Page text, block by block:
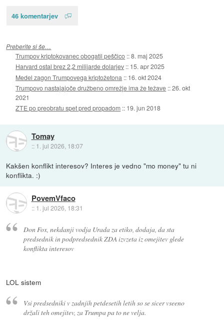
46 komentarjev
Preberite si še…
Trumpov kriptokovanec obogatil peščico ::8. maj 2025
Harvard ostal brez 2,2 milijarde dolarjev :: 15. apr 2025
Medel zagon Trumpovega kriptožetona :: 16. okt 2024
Trumpovo nastajajoče družbeno omrežje ima že težave ::26. okt
2021
ZTE po preobratu spet pred propadom :: 19. jun 2018
Tomay
:: 1. jul 2026, 18:07
Kakšen konflikt interesov? Interes je vedno "mo money" tu ni
konflikta. :)
PovemVfaco
:: 1. jul 2026, 18:31
Don Fox, nekdanji vodja Urada za etiko, dodaja, da sta
predsednik in podpredsednik ZDA izvzeta iz omejitev glede
konflikta interesov
LOL sistem
Vsi predsedniki v zadnjih petdesetih letih so se sicer vseeno
držali teh omejitev, za Trumpa pa to ne velja.